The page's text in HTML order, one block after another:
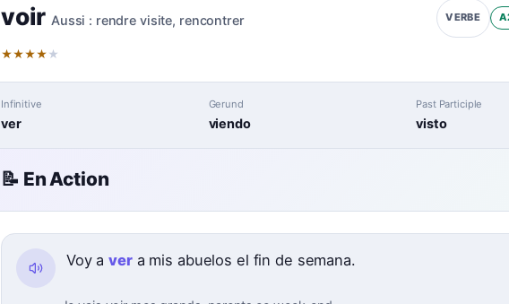
voir Aussi : rendre visite, rencontrer VERBE
★★★★ ★
Infinitive
ver
Gerund
viendo
Past Participle
visto
📝 En Action
Voy avera mis abuelos el fin de semana.